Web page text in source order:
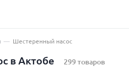
Шестеренный насос
в Актобе 299 товаров